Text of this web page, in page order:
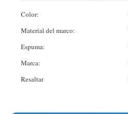
Color:
Material del marco:
Espuma:
Marca:
Resaltar